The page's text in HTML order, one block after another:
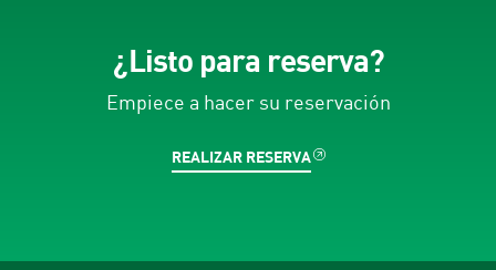
¿Listo para reserva?
Empiece a hacer su reservación
REALIZAR RESERVA